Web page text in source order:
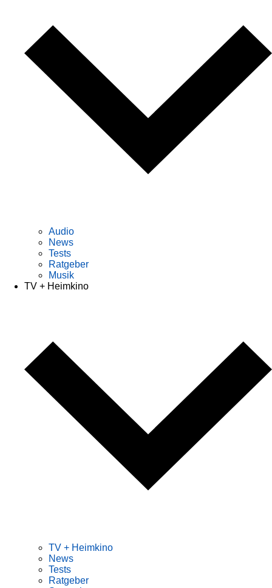
Audio
News
Tests
Ratgeber
Musik
TV + Heimkino
TV + Heimkino
News
Tests
Ratgeber